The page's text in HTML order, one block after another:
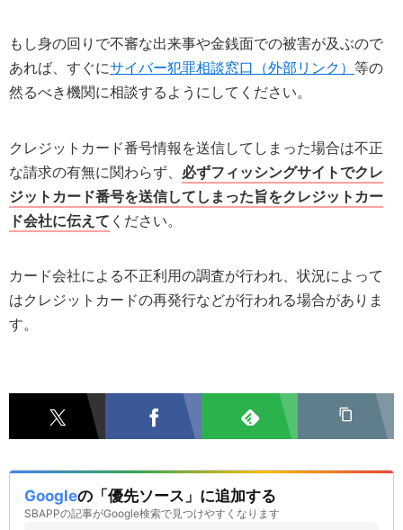
もし身の回りで不審な出来事や金銭面での被害が及ぶので
あれば、すぐにサイバー犯罪相談窓口（外部リンク） 等の
然るべき機関に相談するようにしてください。
クレジットカード番号情報を送信してしまった場合は不正
な請求の有無に関わらず、 必ずフィッシングサイトでクレ
ジットカード番号を送信してしまった旨をクレジットカー
ド会社に伝えて ください。
カード会社による不正利用の調査が行われ、状況によって
はクレジットカードの再発行などが行われる場合がありま
す。
Googleの「優先ソース」に追加する
SBAPPの記事がGoogle検索で見つけやすくなります